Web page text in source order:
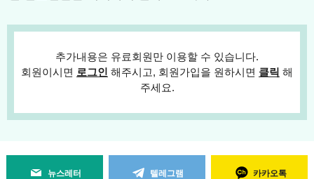
추가내용은 유료회원만 이용할 수 있습니다.
회원이시면 로그인 해주시고, 회원가입을 원하시면 클릭 해
주세요.
뉴스레터 텔레그램 카카오톡